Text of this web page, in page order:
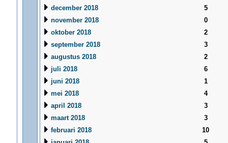
december 2018
5
november 2018
0
oktober 2018
2
september 2018
3
augustus 2018
2
juli 2018
6
juni 2018
1
mei 2018
4
april 2018
3
maart 2018
3
februari 2018
10